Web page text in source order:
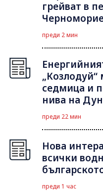
грейват в
преди 2 мин
седмица и
нива на
преди 22 мин
Нова
всички
преди 1 час